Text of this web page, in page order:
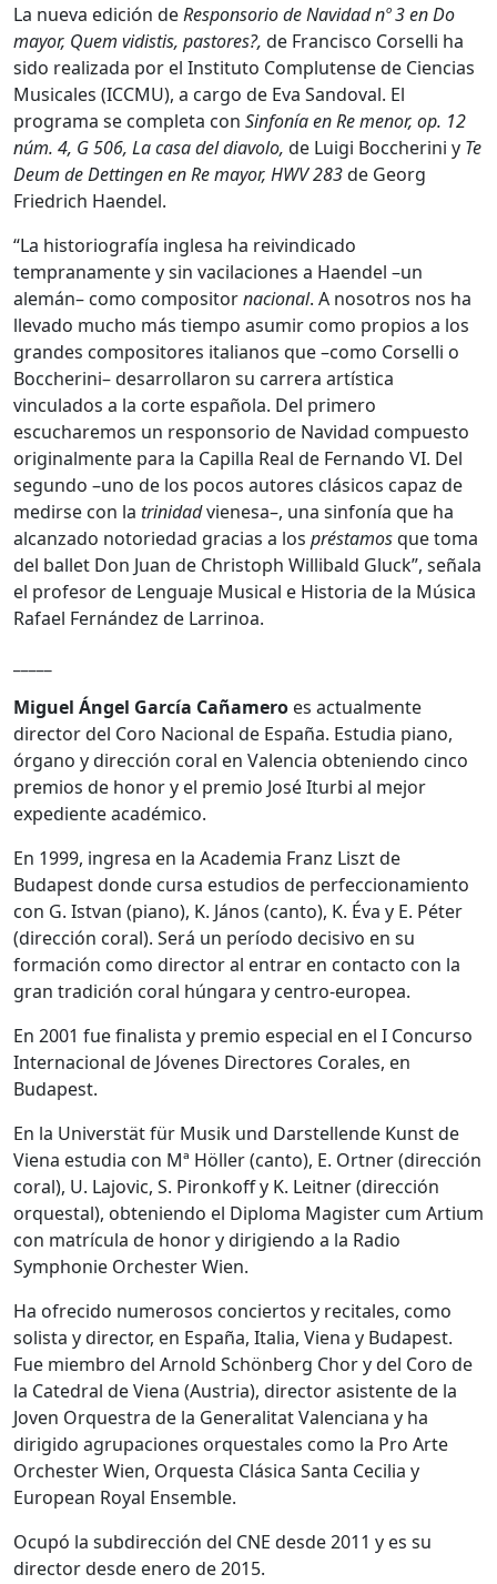
La nueva edición deResponsorio de Navidad nº 3 en Do
mayor, Quem vidistis, pastores?, de Francisco Corselli ha
sido realizada por el Instituto Complutense de Ciencias
Musicales (ICCMU), a cargo de Eva Sandoval. El
programa se completa con Sinfonía en Re menor, op. 12
núm. 4, G 506, La casa del diavolo, de Luigi Boccherini y Te
Deum de Dettingen en Re mayor, HWV 283de Georg
Friedrich Haendel.
“La historiografía inglesa ha reivindicado
tempranamente y sin vacilaciones a Haendel –un
alemán– como compositornacional. A nosotros nos ha
llevado mucho más tiempo asumir como propios a los
grandes compositores italianos que –como Corselli o
Boccherini– desarrollaron su carrera artística
vinculados a la corte española. Del primero
escucharemos un responsorio de Navidad compuesto
originalmente para la Capilla Real de Fernando VI. Del
segundo –uno de los pocos autores clásicos capaz de
medirse con la trinidadvienesa–, una sinfonía que ha
alcanzado notoriedad gracias a los préstamosque toma
del ballet Don Juan de Christoph Willibald Gluck”, señala
el profesor de Lenguaje Musical e Historia de la Música
Rafael Fernández de Larrinoa.
Miguel Ángel García Cañamero es actualmente
director del Coro Nacional de España. Estudia piano,
órgano y dirección coral en Valencia obteniendo cinco
premios de honor y el premio José Iturbi al mejor
expediente académico.
En 1999, ingresa en la Academia Franz Liszt de
Budapest donde cursa estudios de perfeccionamiento
con G. Istvan (piano), K. János (canto), K. Éva y E. Péter
(dirección coral). Será un período decisivo en su
formación como director al entrar en contacto con la
gran tradición coral húngara y centro-europea.
En 2001 fue finalista y premio especial en el I Concurso
Internacional de Jóvenes Directores Corales, en
Budapest.
En la Universtät für Musik und Darstellende Kunst de
Viena estudia con Mª Höller (canto), E. Ortner (dirección
coral), U. Lajovic, S. Pironkoff y K. Leitner (dirección
orquestal), obteniendo el Diploma Magister cum Artium
con matrícula de honor y dirigiendo a la Radio
Symphonie Orchester Wien.
Ha ofrecido numerosos conciertos y recitales, como
solista y director, en España, Italia, Viena y Budapest.
Fue miembro del Arnold Schönberg Chor y del Coro de
la Catedral de Viena (Austria), director asistente de la
Joven Orquestra de la Generalitat Valenciana y ha
dirigido agrupaciones orquestales como la Pro Arte
Orchester Wien, Orquesta Clásica Santa Cecilia y
European Royal Ensemble.
Ocupó la subdirección del CNE desde 2011 y es su
director desde enero de 2015.